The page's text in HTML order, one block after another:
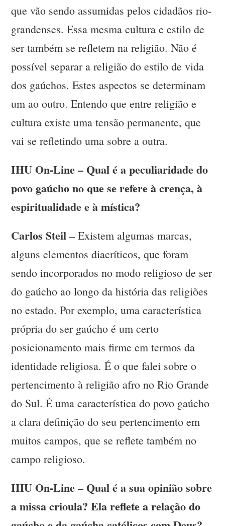
que vão sendo assumidas pelos cidadãos rio-
grandenses. Essa mesma cultura e estilo de
ser também se refletem na religião. Não é
possível separar a religião do estilo de vida
dos gaúchos. Estes aspectos se determinam
um ao outro. Entendo que entre religião e
cultura existe uma tensão permanente, que
vai se refletindo uma sobre a outra.
IHU On-Line – Qual é a peculiaridade do
povo gaúcho no que se refere à crença, à
espiritualidade e à mística?
Carlos Steil – Existem algumas marcas,
alguns elementos diacríticos, que foram
sendo incorporados no modo religioso de ser
do gaúcho ao longo da história das religiões
no estado. Por exemplo, uma característica
própria do ser gaúcho é um certo
posicionamento mais firme em termos da
identidade religiosa. É o que falei sobre o
pertencimento à religião afro no Rio Grande
do Sul. É uma característica do povo gaúcho
a clara definição do seu pertencimento em
muitos campos, que se reflete também no
campo religioso.
IHU On-Line – Qual é a sua opinião sobre
a missa crioula? Ela reflete a relação do